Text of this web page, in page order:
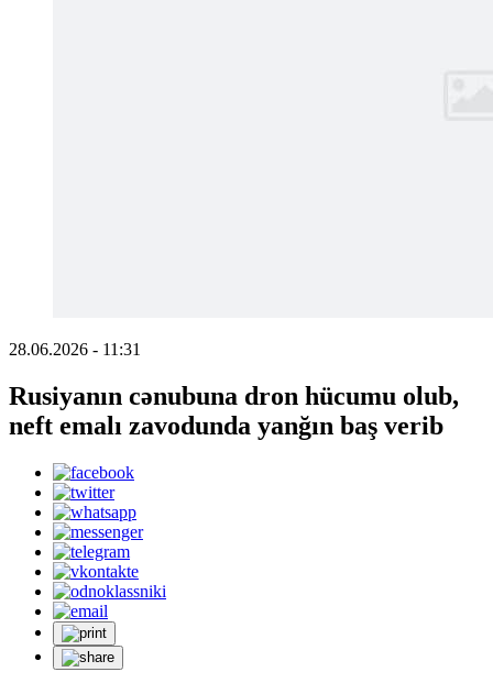
28.06.2026 - 11:31
Rusiyanın cənubuna dron hücumu olub,
neft emalı zavodunda yanğın baş verib